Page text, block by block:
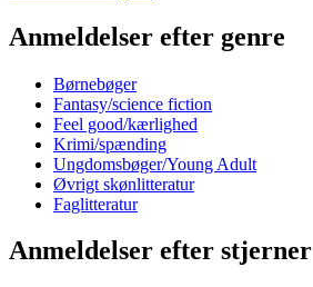
Anmeldelser efter genre
Børnebøger
Fantasy/science fiction
Feel good/kærlighed
Krimi/spænding
Ungdomsbøger/Young Adult
Øvrigt skønlitteratur
Faglitteratur
Anmeldelser efter stjerner